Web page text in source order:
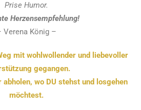
Prise Humor.
Herzensempfehlung!
Verena König –
mit wohlwollender und liebevoller
gegangen.
wo DU stehst und losgehen
möchtest.